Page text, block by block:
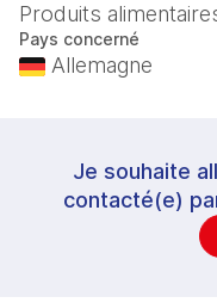
Produits
Pays concerné
Allemagne
Je souhaite
contacté(e)